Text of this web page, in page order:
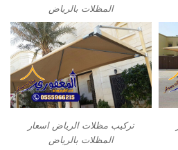
المظلات بالرياض
تركيب مظلات الرياض اسعار
المظلات بالرياض